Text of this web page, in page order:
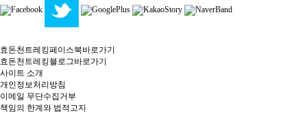
효돈천트레킹페이스북바로가기
효돈천트레킹블로그바로가기
사이트 소개
개인정보처리방침
이메일 무단수집거부
책임의 한계와 법적고지